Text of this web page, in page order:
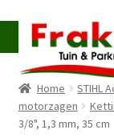
Ga
door
naar
navigatie
Ga
naar
de
inhoudHomepage
Verkoop en
Home STIHL
motorzagen
3/8", 1,3 mm, 35 cm